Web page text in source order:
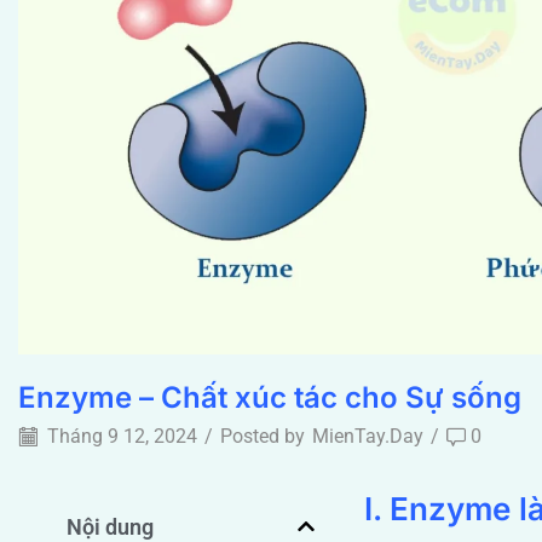
Enzyme – Chất xúc tác cho Sự sống
Tháng 9 12, 2024 / Posted by MienTay.Day / 0
Nội dung I. Enzyme